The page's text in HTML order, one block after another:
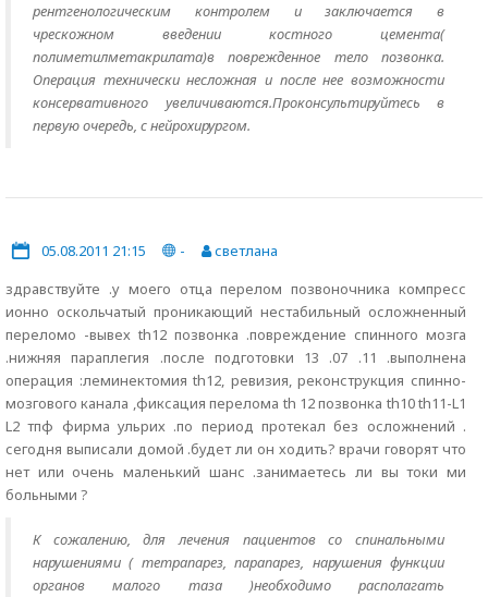
рентгенологическим контролем и заключается в
чрескожном введении костного цемента(
полиметилметакрилата)в поврежденное тело позвонка.
Операция технически несложная и после нее возможности
консервативного увеличиваются.Проконсультируйтесь в
первую очередь, с нейрохирургом.
05.08.2011 21:15 -
светлана
здравствуйте .у моего отца перелом позвоночника компресс
ионно оскольчатый проникающий нестабильный осложненный
переломо -вывех th12 позвонка .повреждение спинного мозга
.нижняя параплегия .после подготовки 13 .07 .11 .выполнена
операция :леминектомия th12, ревизия, реконструкция спинно-
мозгового канала ,фиксация перелома th 12 позвонка th10 th11-L1
L2 тпф фирма ульрих .по период протекал без осложнений .
сегодня выписали домой .будет ли он ходить? врачи говорят что
нет или очень маленький шанс .занимаетесь ли вы токи ми
больными ?
К сожалению, для лечения пациентов со спинальными
нарушениями ( тетрапарез, парапарез, нарушения функции
органов малого таза )необходимо располагать